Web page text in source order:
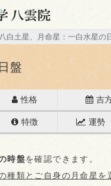
白土星、月命星：一白水星の
盤
性格 吉
特徴 運勢
時盤を確認できます。
種類とご自身の月命星を